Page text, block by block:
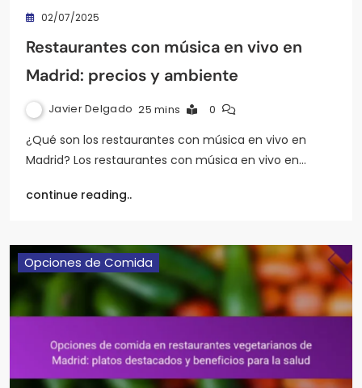
02/07/2025
Restaurantes con música en vivo en
Madrid: precios y ambiente
Javier Delgado 25 mins 0
¿Qué son los restaurantes con música en vivo en
Madrid? Los restaurantes con música en vivo en…
continue reading..
Opciones de Comida